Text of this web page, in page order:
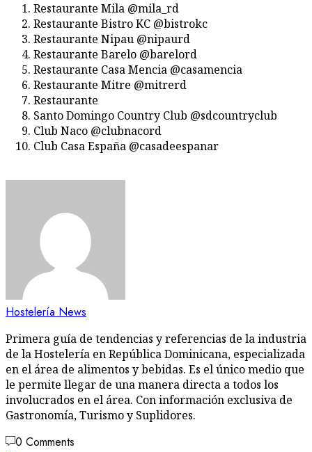
Restaurante Mila @mila_rd
Restaurante Bistro KC @bistrokc
Restaurante Nipau @nipaurd
Restaurante Barelo @barelord
Restaurante Casa Mencia @casamencia
Restaurante Mitre @mitrerd
Restaurante
Santo Domingo Country Club @sdcountryclub
Club Naco @clubnacord
Club Casa España @casadeespanar
Hostelería News
Primera guía de tendencias y referencias de la industria
de la Hostelería en República Dominicana, especializada
en el área de alimentos y bebidas. Es el único medio que
le permite llegar de una manera directa a todos los
involucrados en el área. Con información exclusiva de
Gastronomía, Turismo y Suplidores.
0 Comments